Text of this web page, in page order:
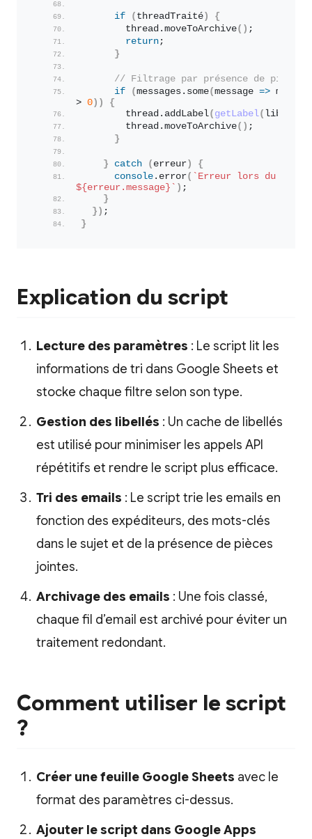
if ( threadTraité )
{
        thread.
moveToArchive( ) ;
return;
}
// Filtrage par présence de pièce
if
(messages. some(message =>
> 0 ) )
{
        thread.
addLabel( getLabel(
        thread.
moveToArchive( ) ;
}
} catch ( erreur )
{
console . error(
${erreur.message} ` ) ;
}
} ) ;
}
Explication du script
Lecture des paramètres : Le script lit les
informations de tri dans Google Sheets et
stocke chaque filtre selon son type.
Gestion des libellés : Un cache de libellés
est utilisé pour minimiser les appels API
répétitifs et rendre le script plus efficace.
Tri des emails : Le script trie les emails en
fonction des expéditeurs, des mots-clés
dans le sujet et de la présence de pièces
jointes.
Archivage des emails : Une fois classé,
chaque fil d’email est archivé pour éviter un
traitement redondant.
Comment utiliser le script
?
Créer une feuille Google Sheets avec le
format des paramètres ci-dessus.
Ajouter le script dans Google Apps